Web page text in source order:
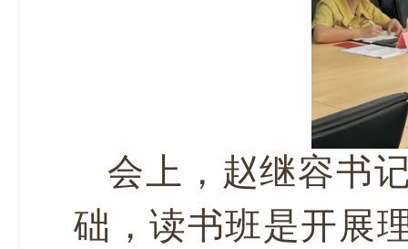
会上，赵继容书
础，读书班是开展